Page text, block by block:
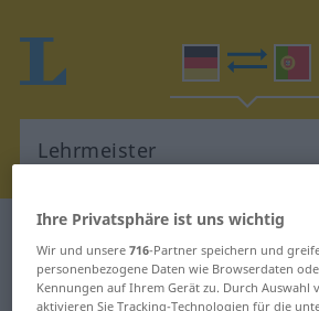
Deutsch-Portugiesisch Wörterbuch
Deutsch-Portugiesisch
Ihre Privatsphäre ist uns wichtig
Wir und unsere716-Partner speichern und
personenbezogene Daten wie Browserdaten
Kennungen auf Ihrem Gerät zu. Durch Auswahl
aktivieren Sie Tracking-Technologien für die